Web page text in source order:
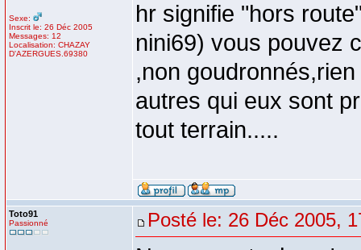
Sexe:
Inscrit le: 26 Déc 2005
Messages: 12
Localisation: CHAZAY
D'AZERGUES.69380
hr signifie "hors
nini69) vous pouvez
,non
autres qui eux sont
tout terrain.....
Toto91
Passionné Posté le: 26 Déc 2005,